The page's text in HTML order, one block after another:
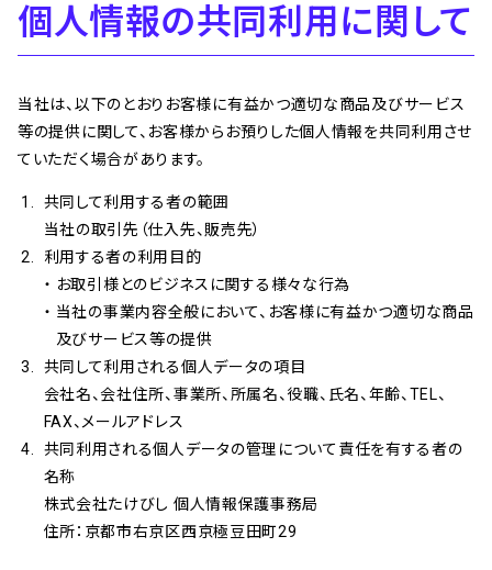
個人情報の共同利用に関して
当社は、以下のとおりお客様に有益かつ適切な商品及びサービス
等の提供に関して、お客様からお預りした個人情報を共同利用させ
ていただく場合があります。
共同して利用する者の範囲
当社の取引先（仕入先、販売先）
利用する者の利用目的
お取引様とのビジネスに関する様々な行為
当社の事業内容全般において、お客様に有益かつ適切な商品
及びサービス等の提供
共同して利用される個人データの項目
会社名、会社住所、事業所、所属名、役職、氏名、年齢、TEL、
FAX、メールアドレス
共同利用される個人データの管理について責任を有する者の
名称
株式会社たけびし 個人情報保護事務局
住所：京都市右京区西京極豆田町29